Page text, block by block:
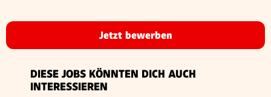
Jetzt bewerben
DIESE JOBS KÖNNTEN DICH AUCH
INTERESSIEREN